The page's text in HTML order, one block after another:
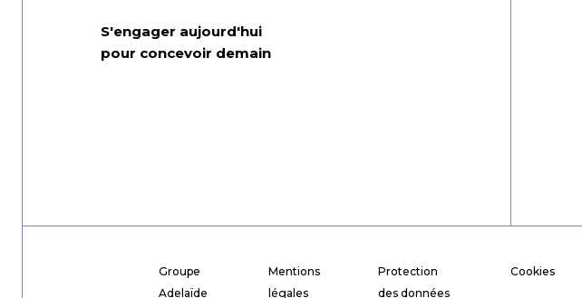
S'engager aujourd'hui
pour concevoir demain
Groupe
Adelaïde
Mentions
légales
Protection
des données
Cookies